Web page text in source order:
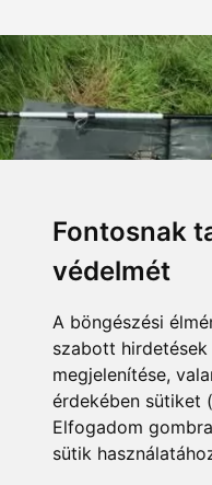
Fontosnak
védelmét
A böngészési
szabott
megjelenítése,
érdekében sütiket
Elfogadom
sütik
Ilyen gyönyörű,